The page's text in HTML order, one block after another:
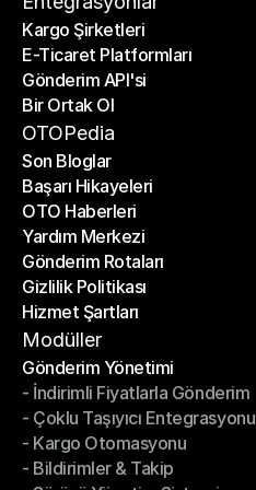
Kargo Şirketleri
Kargo Şirketleri
E-Ticaret Platformları
E-Ticaret Platformları
Gönderim API'si
Gönderim API'si
Bir Ortak Ol
Bir Ortak Ol
OTOPedia
Son Bloglar
Son Bloglar
Başarı Hikayeleri
Başarı Hikayeleri
OTO Haberleri
OTO Haberleri
Yardım Merkezi
Yardım Merkezi
Gönderim Rotaları
Gönderim Rotaları
Gizlilik Politikası
Gizlilik Politikası
Hizmet Şartları
Hizmet Şartları
Modüller
Gönderim Yönetimi
Gönderim Yönetimi
- İndirimli Fiyatlarla Gönderim
- İndirimli Fiyatlarla Gönderim
- Çoklu Taşıyıcı Entegrasyonu
- Çoklu Taşıyıcı Entegrasyonu
- Kargo Otomasyonu
- Kargo Otomasyonu
- Bildirimler & Takip